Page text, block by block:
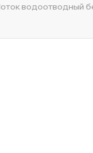
водоотводный